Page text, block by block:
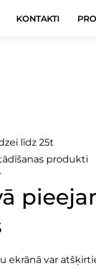
KONTAKTI
līdz 25t
produkti
ekrānā var